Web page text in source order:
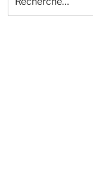
pour
: